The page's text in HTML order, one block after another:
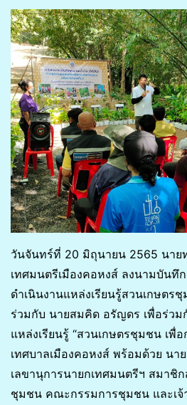
วันจันทร์ที่ 20 มิถุนายน 2565 นาย
เทศมนตรีเมืองคอหงส์ ลงนามบันทึ
ดำเนินงานแหล่งเรียนรู้สวนเกษตร
ร่วมกับ นายสมคิด อรัญดร เพื่อร่ว
แหล่งเรียนรู้ “สวนเกษตรชุมชน เพื่อ
เทศบาลเมืองคอหงส์ พร้อมด้วย นา
เลขานุการนายกเทศมนตรีฯ สมาชิ
ชุมชน คณะกรรมการชุมชน และเจ้